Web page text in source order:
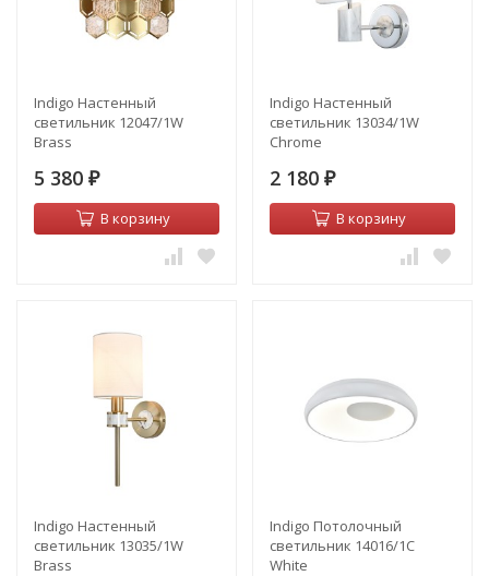
Indigo Настенный
светильник 12047/1W
Brass
5 380 ₽
В корзину
Indigo Настенный
светильник 13034/1W
Chrome
2 180 ₽
В корзину
Indigo Настенный
светильник 13035/1W
Brass
Indigo Потолочный
светильник 14016/1С
White